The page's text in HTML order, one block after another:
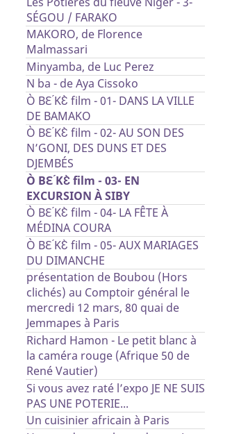
SÉGOU / FARAKO
MAKORO, de Florence
Malmassari
Minyamba, de Luc Perez
N ba - de Aya Cissoko
Ò BƐ ́KƐ̀ film - 01- DANS LA VILLE
DE BAMAKO
Ò BƐ ́KƐ̀ film - 02- AU SON DES
N’GONI, DES DUNS ET DES
DJEMBÉS
Ò BƐ ́KƐ̀ film - 03- EN
EXCURSION À SIBY
Ò BƐ ́KƐ̀ film - 04- LA FÊTE À
MÉDINA COURA
Ò BƐ ́KƐ̀ film - 05- AUX MARIAGES
DU DIMANCHE
présentation de Boubou (Hors
clichés) au Comptoir général le
mercredi 12 mars, 80 quai de
Jemmapes à Paris
Richard Hamon - Le petit blanc à
la caméra rouge (Afrique 50 de
René Vautier)
Si vous avez raté l’expo JE NE SUIS
PAS UNE POTERIE...
Un cuisinier africain à Paris